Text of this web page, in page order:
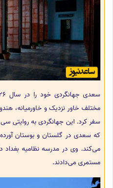
مختلف خاور نزدیک و خاورمیانه،
سفر کرد. این جهانگردی به روایتی
که سعدی در گلستان و بوستان
می‌کند. وی در مدرسه نظامیه بغداد
مستمری می‌دادند.